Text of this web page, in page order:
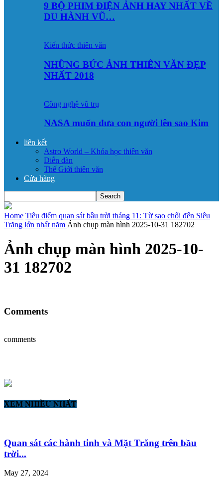
9 BỘ PHIM ĐIỆN ẢNH HAY NHẤT VỀ
DU HÀNH VŨ…
Kiến thức thiên văn
NHỮNG BỨC ẢNH THIÊN VĂN ĐẸP
NHẤT 2018
Công nghệ vũ trụ
NASA muốn đưa con người lên sao Kim
liên kết
Astro World – Khóa học thiên văn
Diễn đàn
Thế Giới thiên văn
Cửa hàng
Home Tiêu điểm quan sát bầu trời tháng 11: Từ sao chổi đến Siêu
Trăng lớn nhất năm Ảnh chụp màn hình 2025-10-31 182702
Ảnh chụp màn hình 2025-10-
31 182702
Comments
comments
XEM NHIỀU NHẤT
Quan sát các hành tinh và Mặt Trăng trên bầu
trời...
May 27, 2024